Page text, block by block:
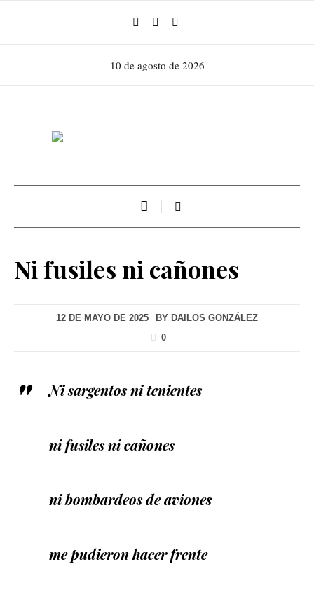
10 de agosto de 2026
Ni fusiles ni cañones
12 DE MAYO DE 2025 BY DAILOS GONZÁLEZ
0
Ni sargentos ni tenientes
ni fusiles ni cañones
ni bombardeos de aviones
me pudieron hacer frente